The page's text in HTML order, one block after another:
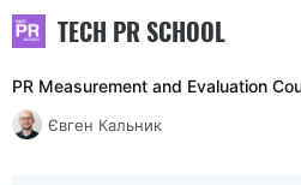
TECH PR SCHOOL
PR Measurement and Evaluation
Євген Кальник